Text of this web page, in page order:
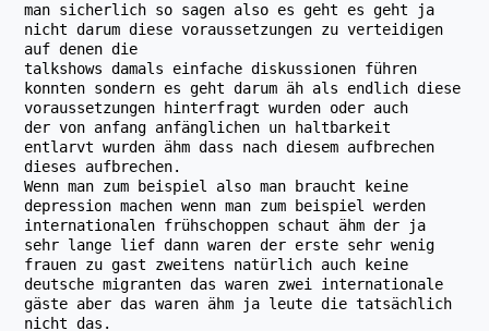
man sicherlich so sagen also es geht es geht ja
nicht darum diese voraussetzungen zu verteidigen
auf denen die
talkshows damals einfache diskussionen führen
konnten sondern es geht darum äh als endlich diese
voraussetzungen hinterfragt wurden oder auch
der von anfang anfänglichen un haltbarkeit
entlarvt wurden ähm dass nach diesem aufbrechen
dieses aufbrechen.
Wenn man zum beispiel also man braucht keine
depression machen wenn man zum beispiel werden
internationalen frühschoppen schaut ähm der ja
sehr lange lief dann waren der erste sehr wenig
frauen zu gast zweitens natürlich auch keine
deutsche migranten das waren zwei internationale
gäste aber das waren ähm ja leute die tatsächlich
nicht das.